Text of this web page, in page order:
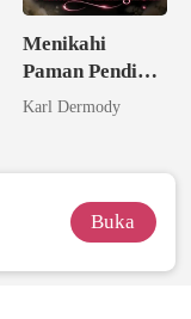
Menikahi
Paman Pendiam
dari Mantan
Karl Dermody
Buka